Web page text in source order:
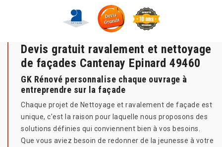
Devis gratuit ravalement et nettoyage
de façades Cantenay Epinard 49460
GK Rénové personnalise chaque ouvrage à
entreprendre sur la façade
Chaque projet de Nettoyage et ravalement de façade est
unique, c'est la raison pour laquelle nous proposons des
solutions définies qui conviennent bien à vos besoins.
Que vous aviez besoin de redonner de la jeunesse à votre